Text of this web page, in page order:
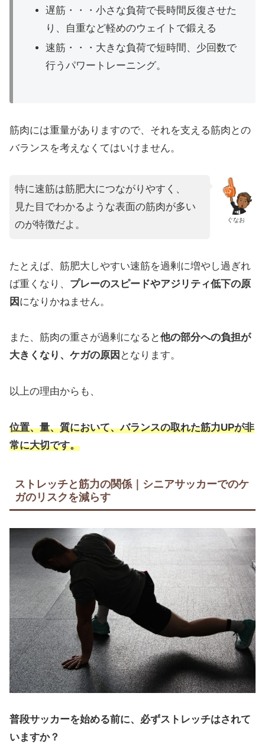
遅筋・・・小さな負荷で長時間反復させた
り、自重など軽めのウェイトで鍛える
速筋・・・大きな負荷で短時間、少回数で
行うパワートレーニング。
筋肉には重量がありますので、それを支える筋肉との
バランスを考えなくてはいけません。
ぐなお
特に速筋は筋肥大につながりやすく、
見た目でわかるような表面の筋肉が多い
のが特徴だよ。
たとえば、筋肥大しやすい速筋を過剰に増やし過ぎれ
ば重くなり、 プレーのスピードやアジリティ低下の原
因 になりかねません。
また、筋肉の重さが過剰になると他の部分への負担が
大きくなり、ケガの原因 となります。
以上の理由からも、
位置、量、質において、バランスの取れた筋力UPが非
常に大切です。
ストレッチと筋力の関係｜シニアサッカーでのケ
ガのリスクを減らす
普段サッカーを始める前に、必ずストレッチはされて
いますか？